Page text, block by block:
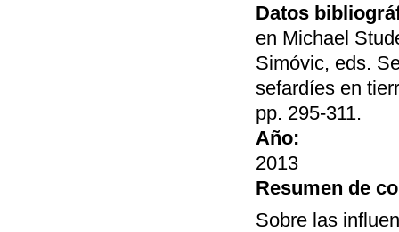
Datos
en Michael
Simóvic, eds.
sefardíes en
pp. 295-311.
Año:
2013
Resumen de
Sobre las